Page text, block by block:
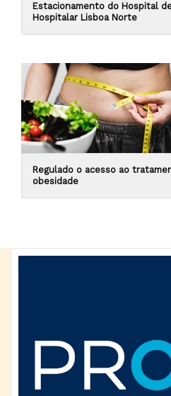
Estacionamento do Hospital
Hospitalar Lisboa Norte
Regulado o acesso ao
obesidade